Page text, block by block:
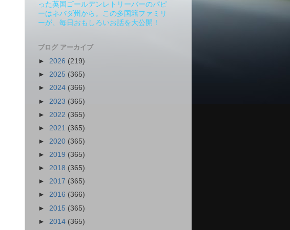
った英国ゴールデンレトリーバーのパピ
ーはネバダ州から。この多国籍ファミリ
ーが、毎日おもしろいお話を大公開！
ブログ アーカイブ
► 2026 (219)
► 2025 (365)
► 2024 (366)
► 2023 (365)
► 2022 (365)
► 2021 (365)
► 2020 (365)
► 2019 (365)
► 2018 (365)
► 2017 (365)
► 2016 (366)
► 2015 (365)
► 2014 (365)